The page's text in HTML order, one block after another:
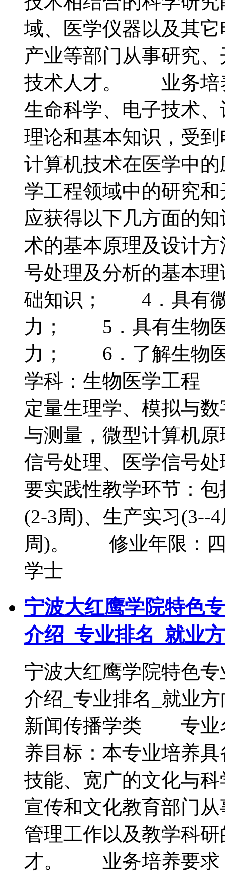
域、医学仪器以及其
产业等部门从事研究
技术人才。 业务培
生命科学、电子技术
理论和基本知识，受
计算机技术在医学中
学工程领域中的研究
应获得以下几方面的
术的基本原理及设计
号处理及分析的基本
础知识； 4．具有微
力； 5．具有生物医
力； 6．了解生物
学科：生物医学工程
定量生理学、模拟与
与测量，微型计算机
信号处理、医学信号
要实践性教学环节：
(2-3周)、生产实习(3--
周)。 修业年限：
学士
宁波大红鹰学院特色
介绍_专业排名_就业
宁波大红鹰学院特色
介绍_专业排名_就
新闻传播学类 专业
养目标：本专业培养
技能、宽广的文化与
宣传和文化教育部门
管理工作以及教学科
才。 业务培养要求